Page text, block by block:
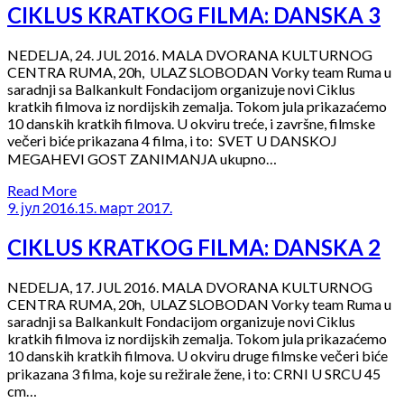
CIKLUS KRATKOG FILMA: DANSKA 3
NEDELJA, 24. JUL 2016. MALA DVORANA KULTURNOG
CENTRA RUMA, 20h, ULAZ SLOBODAN Vorky team Ruma u
saradnji sa Balkankult Fondacijom organizuje novi Ciklus
kratkih filmova iz nordijskih zemalja. Tokom jula prikazaćemo
10 danskih kratkih filmova. U okviru treće, i završne, filmske
večeri biće prikazana 4 filma, i to: SVET U DANSKOJ
MEGAHEVI GOST ZANIMANJA ukupno…
Read More
9. јул 2016. 15. март 2017.
CIKLUS KRATKOG FILMA: DANSKA 2
NEDELJA, 17. JUL 2016. MALA DVORANA KULTURNOG
CENTRA RUMA, 20h, ULAZ SLOBODAN Vorky team Ruma u
saradnji sa Balkankult Fondacijom organizuje novi Ciklus
kratkih filmova iz nordijskih zemalja. Tokom jula prikazaćemo
10 danskih kratkih filmova. U okviru druge filmske večeri biće
prikazana 3 filma, koje su režirale žene, i to: CRNI U SRCU 45
cm…